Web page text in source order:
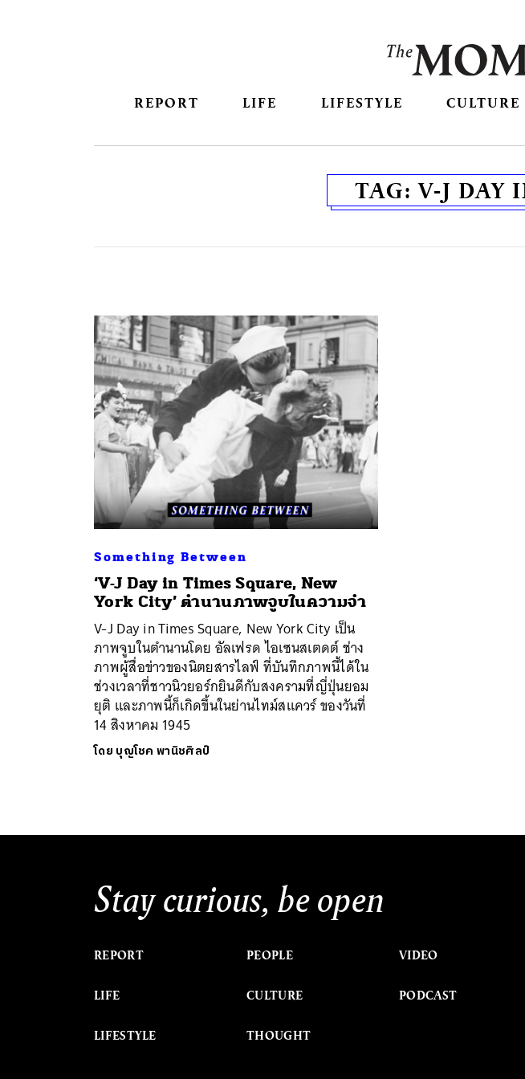
REPORT LIFE LIFESTYLE CULTURE
TAG:V-J DAY
Something Between
‘V-J Day in Times Square, New
York City’ ตำนานภาพจูบในความจำ
V-J Day in Times Square, New York City เป็น
ภาพจูบในตำนานโดย อัลเฟรด ไอเซนสเตดต์ ช่าง
ภาพผู้สื่อข่าวของนิตยสารไลฟ์ ที่บันทึกภาพนี้ได้ใน
ช่วงเวลาที่ชาวนิวยอร์กยินดีกับสงครามที่ญี่ปุ่นยอม
ยุติ และภาพนี้ก็เกิดขึ้นในย่านไทม์สแควร์ ของวันที่
14 สิงหาคม 1945
โดย บุญโชค พานิชศิลป์
Stay curious, be open
REPORT
LIFE
LIFESTYLE
PEOPLE
CULTURE
THOUGHT
VIDEO
PODCAST